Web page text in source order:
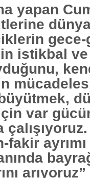
yapan
istikbal
var
fakir